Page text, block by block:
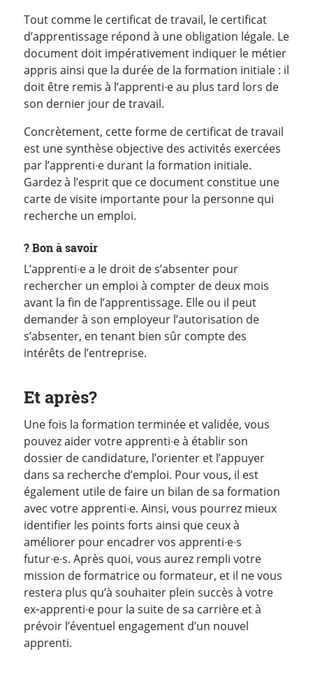
Tout comme le certificat de travail, le certificat
d’apprentissage répond à une obligation légale. Le
document doit impérativement indiquer le métier
appris ainsi que la durée de la formation initiale : il
doit être remis à l’apprenti∙e au plus tard lors de
son dernier jour de travail.
Concrètement, cette forme de certificat de travail
est une synthèse objective des activités exercées
par l’apprenti∙e durant la formation initiale.
Gardez à l’esprit que ce document constitue une
carte de visite importante pour la personne qui
recherche un emploi.
?️ Bon à savoir
L’apprenti∙e a le droit de s’absenter pour
rechercher un emploi à compter de deux mois
avant la fin de l’apprentissage. Elle ou il peut
demander à son employeur l’autorisation de
s’absenter, en tenant bien sûr compte des
intérêts de l’entreprise.
Et après?
Une fois la formation terminée et validée, vous
pouvez aider votre apprenti∙e à établir son
dossier de candidature, l’orienter et l’appuyer
dans sa recherche d’emploi. Pour vous, il est
également utile de faire un bilan de sa formation
avec votre apprenti∙e. Ainsi, vous pourrez mieux
identifier les points forts ainsi que ceux à
améliorer pour encadrer vos apprenti∙e∙s
futur∙e∙s. Après quoi, vous aurez rempli votre
mission de formatrice ou formateur, et il ne vous
restera plus qu’à souhaiter plein succès à votre
ex‑apprenti∙e pour la suite de sa carrière et à
prévoir l’éventuel engagement d’un nouvel
apprenti.